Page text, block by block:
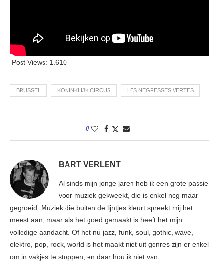
Post Views: 1.610
BRUSSEL KONINKLIJK CIRCUS LES NEGRESSES VERTES
0
BART VERLENT
Al sinds mijn jonge jaren heb ik een grote passie
voor muziek gekweekt, die is enkel nog maar
gegroeid. Muziek die buiten de lijntjes kleurt spreekt mij het
meest aan, maar als het goed gemaakt is heeft het mijn
volledige aandacht. Of het nu jazz, funk, soul, gothic, wave,
elektro, pop, rock, world is het maakt niet uit genres zijn er enkel
om in vakjes te stoppen, en daar hou ik niet van.